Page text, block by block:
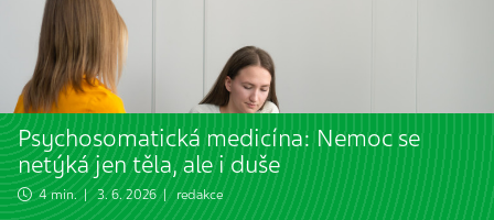
Psychosomatická medicína: Nemoc se
netýká jen těla, ale i duše
4 min. | 3. 6. 2026 | redakce